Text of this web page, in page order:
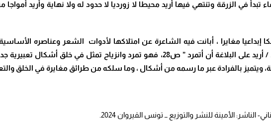
تبدأ في الزرقة وتنتهي فيها أريد محيطا لا زورديا لا حدود له ولا نهاية وأريد
مغايرا ، أبانت فيه الشاعرة عن امتلاكها لأدوات الشعر وعناصره
المعروفة والمُتَّبعة : ” أرنو تحررا من وزن التفاعيل … / أريد على البلاغة أن أتمرد ” ص28، فهو
ويتميز بالفرادة عبر ما رسمه من أشكال ، وما سلكه من طرائق مغايرة في الخلق
الأمينة للنشر والتوزيع ــ تونس القيروان 2024.